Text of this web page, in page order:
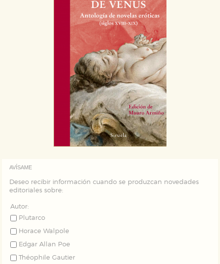
AVÍSAME
Deseo recibir información cuando se produzcan novedades
editoriales sobre:
Autor:
Plutarco
Horace Walpole
Edgar Allan Poe
Théophile Gautier